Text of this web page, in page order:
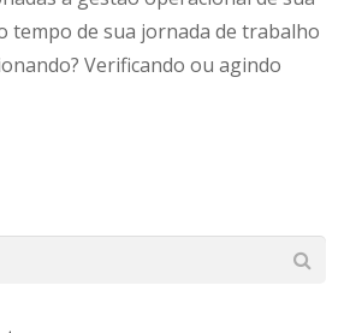
tempo de sua jornada de trabalho
Verificando ou agindo